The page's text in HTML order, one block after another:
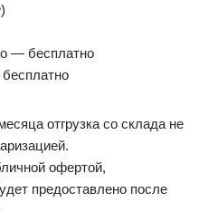
— бесплатно
отгрузка со склада не
офертой,
предоставлено после